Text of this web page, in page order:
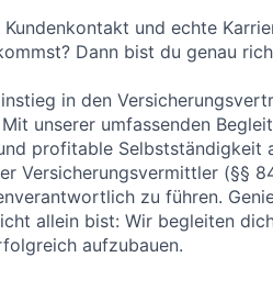
und echte
Dann bist du genau
in den
unserer umfassenden
profitable
Versicherungsvermittler (§§
zu führen.
allein bist: Wir begleiten
aufzubauen.